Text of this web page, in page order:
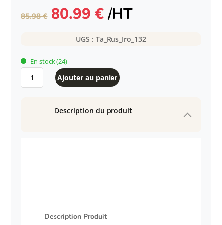
85.98€ Le
prix
initial
était :
85.98 €.
80.99€Le
prix
actuel
est :
/HT
UGS : Ta_Rus_Iro_132
En stock(24)
Ajouter au panier
Description du produit
Description Produit